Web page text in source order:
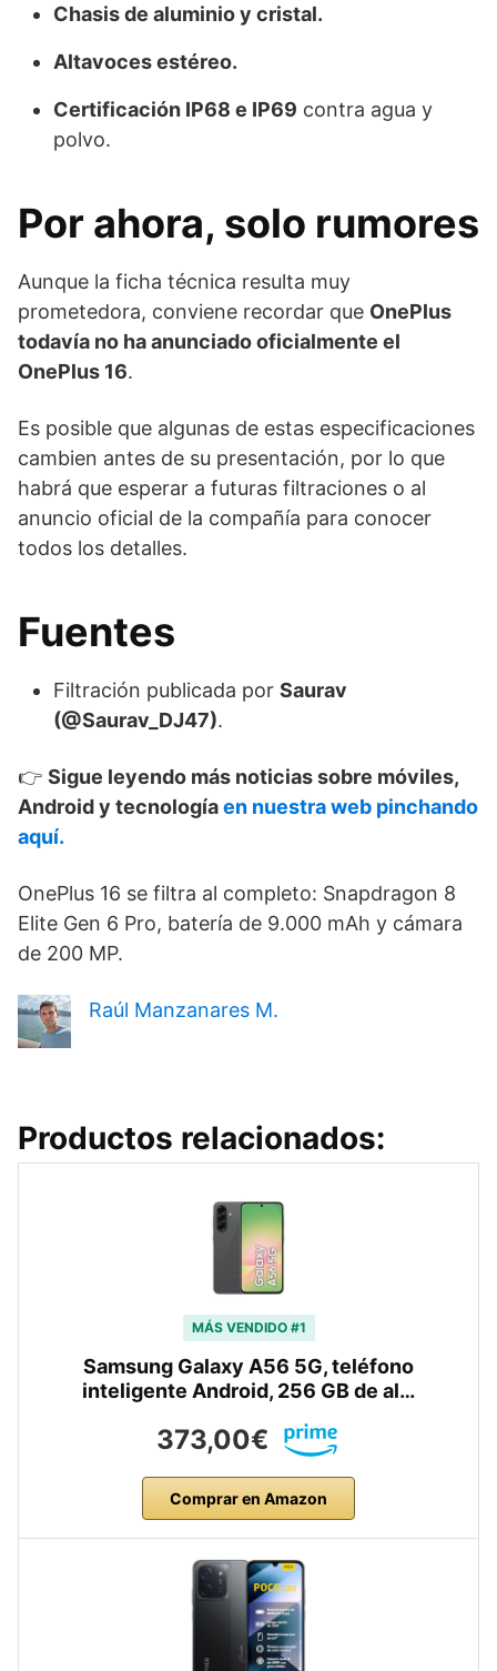
Chasis de aluminio y cristal.
Altavoces estéreo.
Certificación IP68 e IP69 contra agua y
polvo.
Por ahora, solo rumores
Aunque la ficha técnica resulta muy
prometedora, conviene recordar que OnePlus
todavía no ha anunciado oficialmente el
OnePlus 16.
Es posible que algunas de estas especificaciones
cambien antes de su presentación, por lo que
habrá que esperar a futuras filtraciones o al
anuncio oficial de la compañía para conocer
todos los detalles.
Fuentes
Filtración publicada por Saurav
(@Saurav_DJ47).
👉 Sigue leyendo más noticias sobre móviles,
Android y tecnologíaen nuestra web pinchando
aquí.
OnePlus 16 se filtra al completo: Snapdragon 8
Elite Gen 6 Pro, batería de 9.000 mAh y cámara
de 200 MP.
Raúl Manzanares M.
Productos relacionados:
MÁS VENDIDO #1
Samsung Galaxy A56 5G, teléfono
inteligente Android, 256 GB de al…
373,00€
Comprar en Amazon